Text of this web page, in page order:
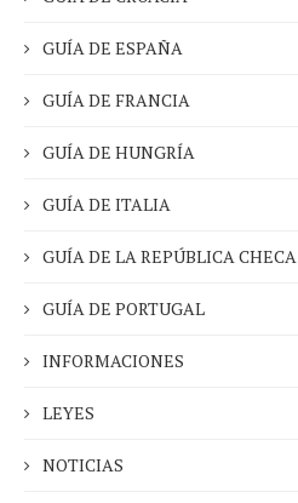
GUÍA DE ESPAÑA
GUÍA DE FRANCIA
GUÍA DE HUNGRÍA
GUÍA DE ITALIA
GUÍA DE LA REPÚBLICA CHECA
GUÍA DE PORTUGAL
INFORMACIONES
LEYES
NOTICIAS